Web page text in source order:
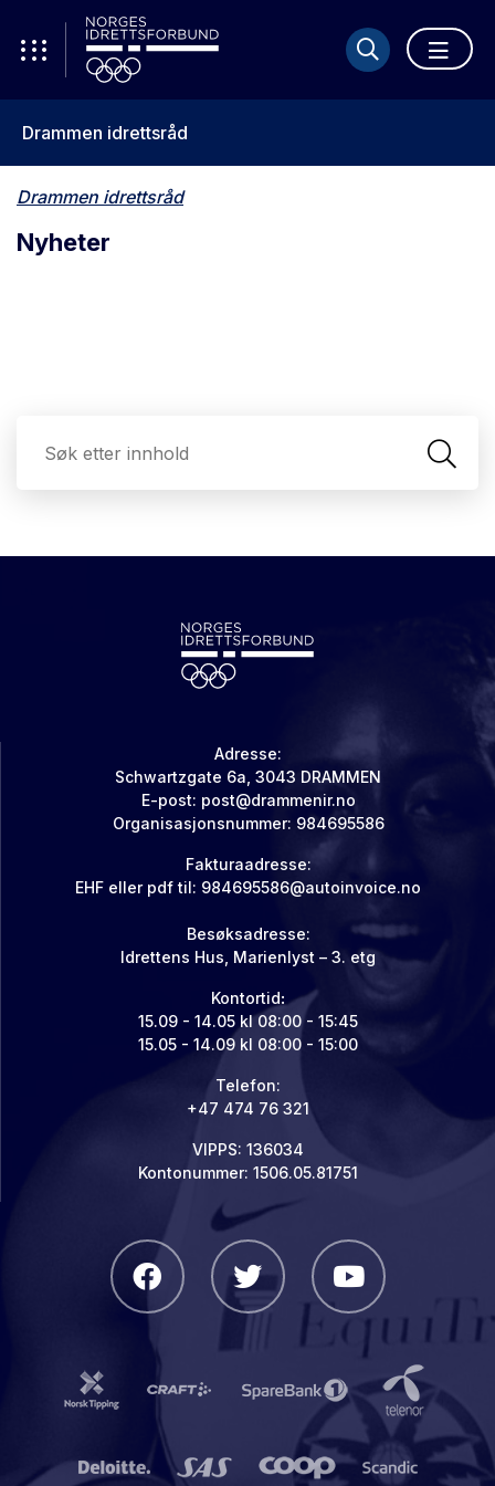
Drammen idrettsråd
Drammen idrettsråd
Nyheter
Adresse:
Schwartzgate 6a, 3043 DRAMMEN
E-post: post@drammenir.no
Organisasjonsnummer: 984695586
Fakturaadresse:
EHF eller pdf til: 984695586@autoinvoice.no
Besøksadresse:
Idrettens Hus, Marienlyst – 3. etg
Kontortid:
15.09 - 14.05 kl 08:00 - 15:45
15.05 - 14.09 kl 08:00 - 15:00
Telefon:
+47 474 76 321
VIPPS: 136034
Kontonummer: 1506.05.81751